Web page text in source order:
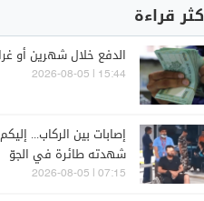
قراءة
الدفع خلال شهرين أو
15:44 | 2026-08-05
إصابات بين الركاب...
شهدته طائرة في الجوّ
07:15 | 2026-08-05